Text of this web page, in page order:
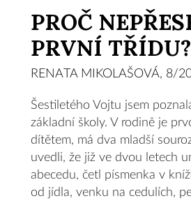
PROČ
PRVNÍ
RENATA MIKOLAŠOVÁ, 8/
Šestiletého Vojtu jsem
základní školy. V rodině je
dítětem, má dva mladší
uvedli, že již ve dvou letech
abecedu, četl písmenka v
od jídla, venku na cedulích,